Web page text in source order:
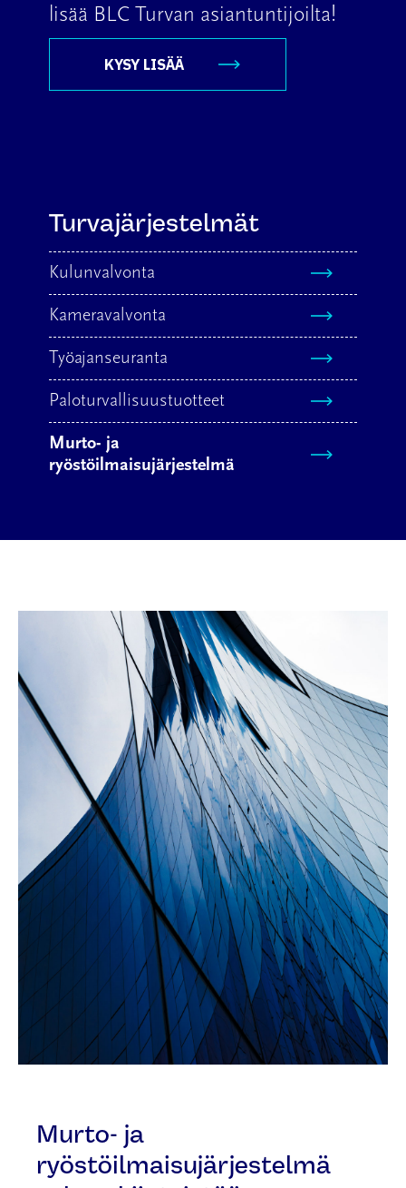
Turvajärjestelmät
Kulunvalvonta
Kameravalvonta
Työajanseuranta
Paloturvallisuustuotteet
Murto- ja
ryöstöilmaisujärjestelmä
lisää BLC Turvan asiantuntijoilta!
KYSY LISÄÄ
Murto- ja
ryöstöilmaisujärjestelmä